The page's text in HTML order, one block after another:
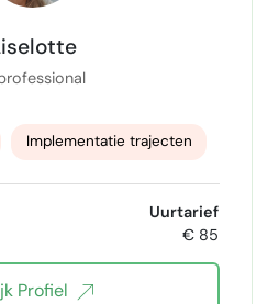
vacaturetekst specialist
Implementatie trajecten
Uurtarief
€ 85
Profiel